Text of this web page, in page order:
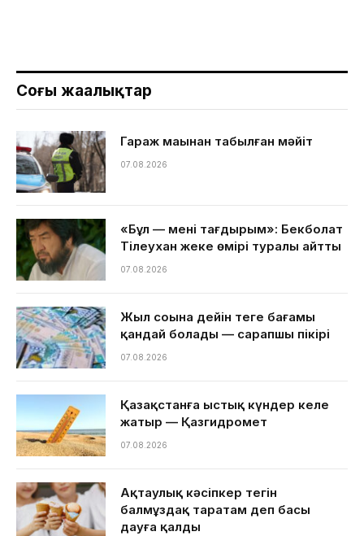
Соңғы жаңалықтар
Гараж маңынан табылған мәйіт
07.08.2026
«Бұл — менің тағдырым»: Бекболат
Тілеухан жеке өмірі туралы айтты
07.08.2026
Жыл соңына дейін теңге бағамы
қандай болады — сарапшы пікірі
07.08.2026
Қазақстанға ыстық күндер келе
жатыр — Қазгидромет
07.08.2026
Ақтаулық кәсіпкер тегін
балмұздақ таратам деп басы
дауға қалды